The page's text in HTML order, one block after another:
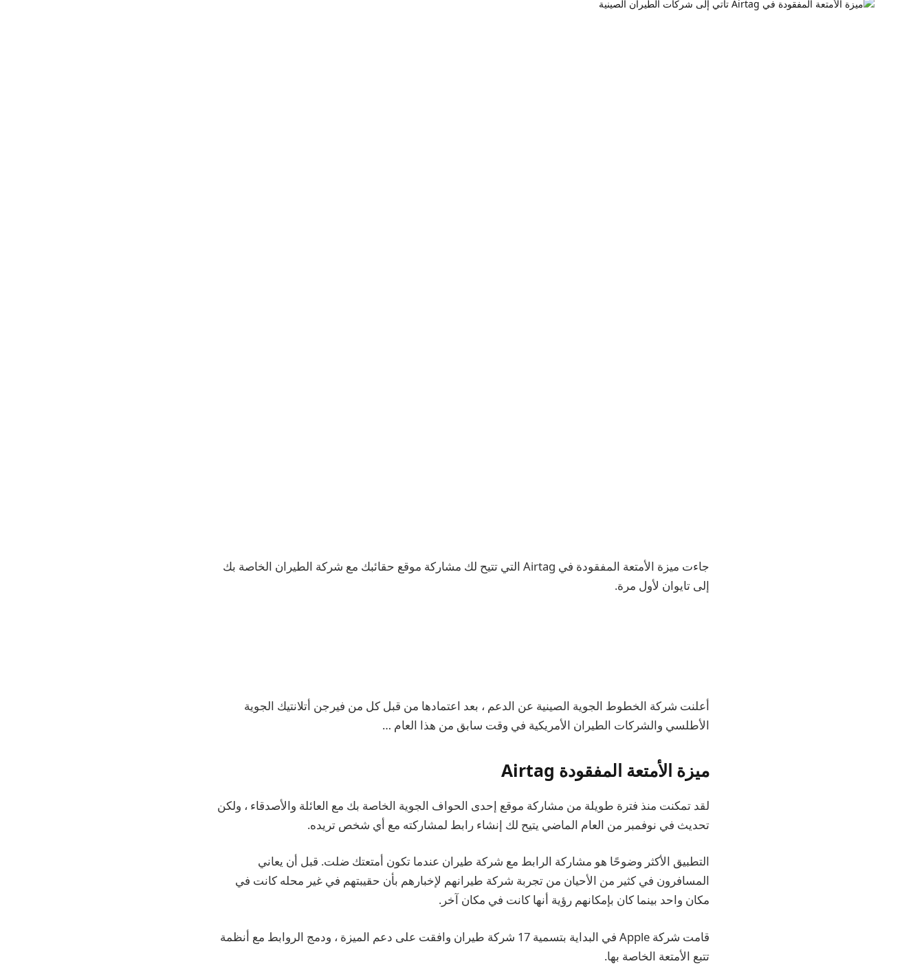
جاءت ميزة الأمتعة المفقودة في Airtag التي تتيح لك مشاركة موقع حقائبك مع شركة الطيران الخاصة بك
إلى تايوان لأول مرة.
أعلنت شركة الخطوط الجوية الصينية عن الدعم ، بعد اعتمادها من قبل كل من فيرجن أتلانتيك الجوية
الأطلسي والشركات الطيران الأمريكية في وقت سابق من هذا العام …
ميزة الأمتعة المفقودة Airtag
لقد تمكنت منذ فترة طويلة من مشاركة موقع إحدى الحواف الجوية الخاصة بك مع العائلة والأصدقاء ، ولكن
تحديث في نوفمبر من العام الماضي يتيح لك إنشاء رابط لمشاركته مع أي شخص تريده.
التطبيق الأكثر وضوحًا هو مشاركة الرابط مع شركة طيران عندما تكون أمتعتك ضلت. قبل أن يعاني
المسافرون في كثير من الأحيان من تجربة شركة طيرانهم لإخبارهم بأن حقيبتهم في غير محله كانت في
مكان واحد بينما كان بإمكانهم رؤية أنها كانت في مكان آخر.
قامت شركة Apple في البداية بتسمية 17 شركة طيران وافقت على دعم الميزة ، ودمج الروابط مع أنظمة
تتبع الأمتعة الخاصة بها.